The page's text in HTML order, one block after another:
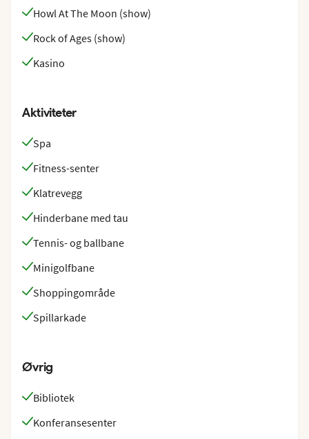
Howl At The Moon (show)
Rock of Ages (show)
Kasino
Aktiviteter
Spa
Fitness-senter
Klatrevegg
Hinderbane med tau
Tennis- og ballbane
Minigolfbane
Shoppingområde
Spillarkade
Øvrig
Bibliotek
Konferansesenter